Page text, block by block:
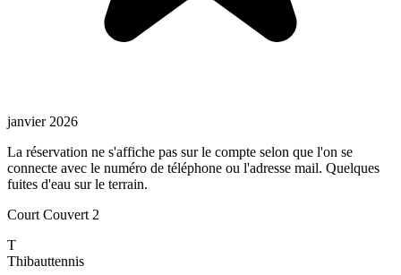
janvier 2026
La réservation ne s'affiche pas sur le compte selon que l'on se
connecte avec le numéro de téléphone ou l'adresse mail. Quelques
fuites d'eau sur le terrain.
Court Couvert 2
T
Thibauttennis